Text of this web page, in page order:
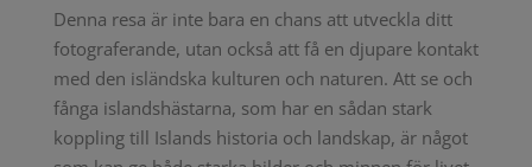
Denna resa är inte bara en chans att utveckla ditt
fotograferande, utan också att få en djupare kontakt
med den isländska kulturen och naturen. Att se och
fånga islandshästarna, som har en sådan stark
koppling till Islands historia och landskap, är något